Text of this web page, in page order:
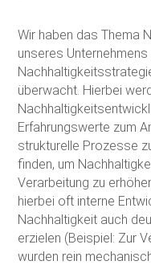
Wir haben das Thema
unseres
überwacht. Hierbei
Erfahrungswerte zum
strukturelle Prozesse
finden, um
Verarbeitung zu
hierbei oft interne
Nachhaltigkeit auch
erzielen (Beispiel: Zur
wurden rein